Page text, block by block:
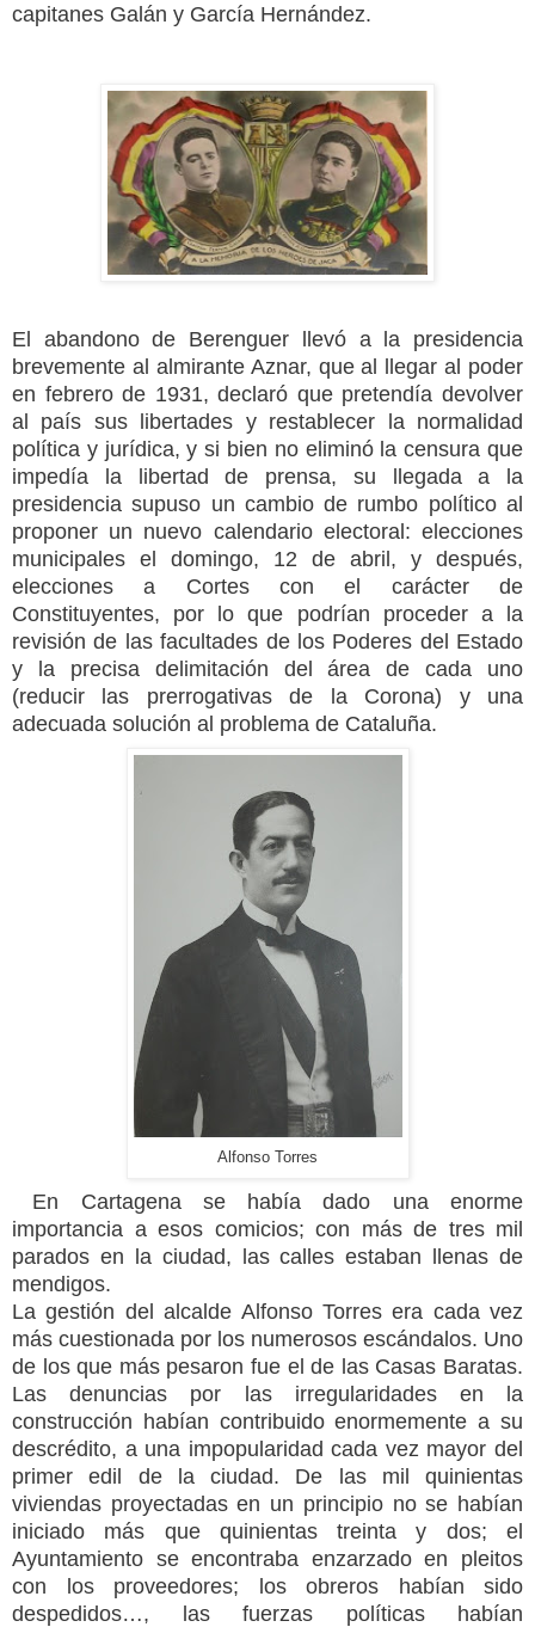
capitanes Galán y García Hernández.
El abandono de Berenguer llevó a la presidencia
brevemente al almirante Aznar, que al llegar al poder
en febrero de 1931, declaró que pretendía devolver
al país sus libertades y restablecer la normalidad
política y jurídica, y si bien no eliminó la censura que
impedía la libertad de prensa, su llegada a la
presidencia supuso un cambio de rumbo político al
proponer un nuevo calendario electoral: elecciones
municipales el domingo, 12 de abril, y después,
elecciones a Cortes con el carácter de
Constituyentes, por lo que podrían proceder a la
revisión de las facultades de los Poderes del Estado
y la precisa delimitación del área de cada uno
(reducir las prerrogativas de la Corona) y una
adecuada solución al problema de Cataluña.
Alfonso Torres
En Cartagena se había dado una enorme
importancia a esos comicios; con más de tres mil
parados en la ciudad, las calles estaban llenas de
mendigos.
La gestión del alcalde Alfonso Torres era cada vez
más cuestionada por los numerosos escándalos. Uno
de los que más pesaron fue el de las Casas Baratas.
Las denuncias por las irregularidades en la
construcción habían contribuido enormemente a su
descrédito, a una impopularidad cada vez mayor del
primer edil de la ciudad. De las mil quinientas
viviendas proyectadas en un principio no se habían
iniciado más que quinientas treinta y dos; el
Ayuntamiento se encontraba enzarzado en pleitos
con los proveedores; los obreros habían sido
despedidos…, las fuerzas políticas habían